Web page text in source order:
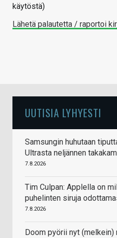
käytöstä)
Lähetä palautetta / raportoi
UUTISIA LYHYESTI
Samsungin huhutaan
Ultrasta neljännen
7.8.2026
Tim Culpan: Applella on
puhelinten siruja
7.8.2026
Doom pyörii nyt (melkein)